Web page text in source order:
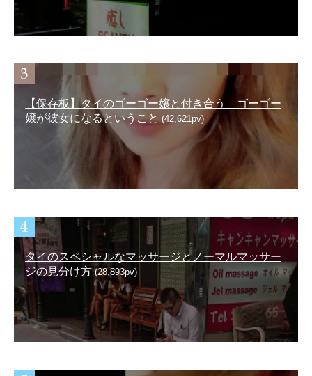
【保存板】タイのゴーゴー嬢と付き合う ゴーゴー
嬢が彼女になるということ (42,621pv)
タイのスペシャルなマッサージとノーマルマッサー
ジの見分け方(28,893pv)